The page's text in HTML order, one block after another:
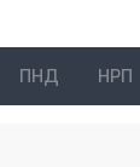
ПНД НРП